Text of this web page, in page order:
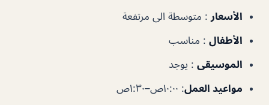
الأسعار : متوسطة الى مرتفعة
الأطفال : مناسب
الموسيقى : يوجد
مواعيد العمل: ١٠:٠٠ص–١:٣٠ص